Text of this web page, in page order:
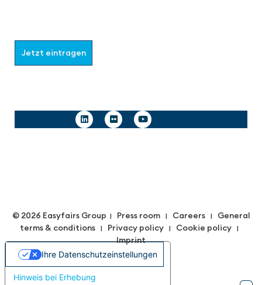
Jetzt eintragen
© 2026 Easyfairs Group | Press room| Careers| General
terms & conditions | Privacy policy | Cookie policy |
Imprint
Hinweis bei Erhebung
Ihre Datenschutzeinstellungen